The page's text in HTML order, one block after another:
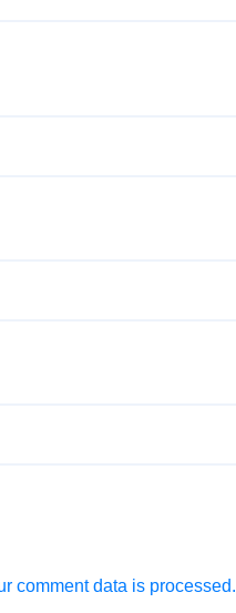
comment data is processed.